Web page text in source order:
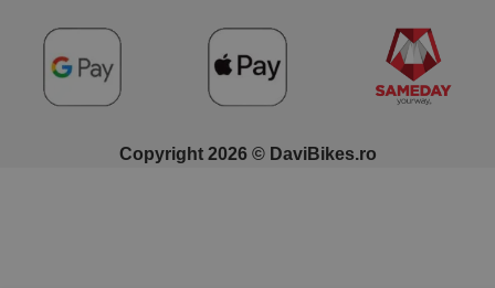
Copyright 2026 © DaviBikes.ro